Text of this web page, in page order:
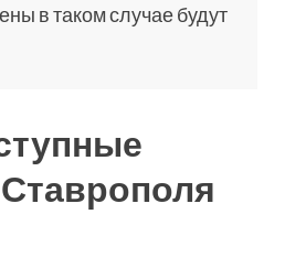
в таком случае будут